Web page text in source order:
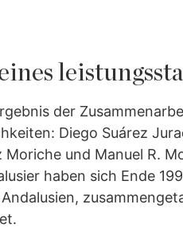
der
Diego Suárez
Moriche und Manuel R.
haben sich Ende